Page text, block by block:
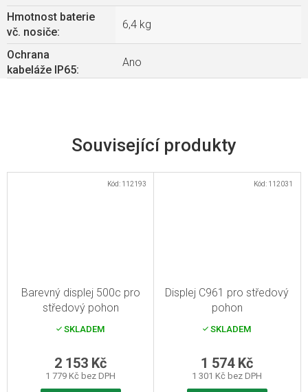
Související produkty
Barevný displej 500c pro
středový pohon
SKLADEM
1 779 Kč bez DPH
2 153 Kč
Kód: 112193
Displej C961 pro středový
pohon
SKLADEM
1 301 Kč bez DPH
1 574 Kč
Kód: 112031
Hmotnost baterie
vč. nosiče:
6,4 kg
Ochrana
kabeláže IP65:
Ano